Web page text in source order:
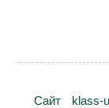
Сайт klass-